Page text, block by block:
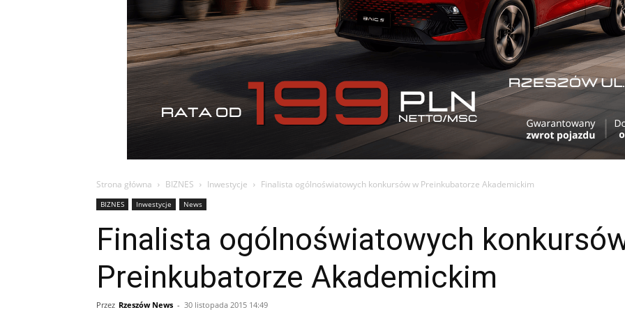
Strona główna BIZNES Inwestycje Finalista ogólnoświatowych konkursów w Preinkubatorze Akademickim
BIZNES Inwestycje News
Finalista ogólnoświatowych
Preinkubatorze Akademickim
Przez Rzeszów News - 30 listopada 2015 14:49